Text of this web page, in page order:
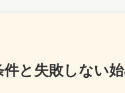
と失敗しない